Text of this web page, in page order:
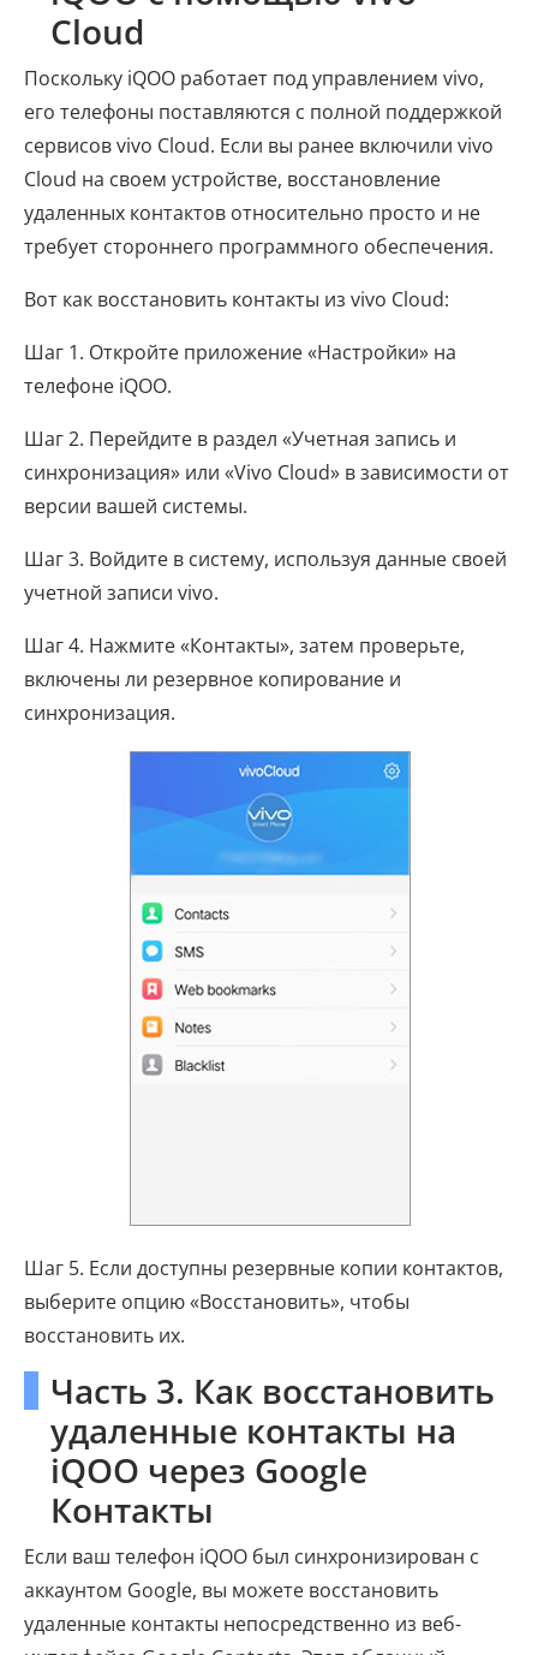
Cloud
Поскольку iQOO работает под управлением vivo,
его телефоны поставляются с полной поддержкой
сервисов vivo Cloud. Если вы ранее включили vivo
Cloud на своем устройстве, восстановление
удаленных контактов относительно просто и не
требует стороннего программного обеспечения.
Вот как восстановить контакты из vivo Cloud:
Шаг 1. Откройте приложение «Настройки» на
телефоне iQOO.
Шаг 2. Перейдите в раздел «Учетная запись и
синхронизация» или «Vivo Cloud» в зависимости от
версии вашей системы.
Шаг 3. Войдите в систему, используя данные своей
учетной записи vivo.
Шаг 4. Нажмите «Контакты», затем проверьте,
включены ли резервное копирование и
синхронизация.
Шаг 5. Если доступны резервные копии контактов,
выберите опцию «Восстановить», чтобы
восстановить их.
Часть 3. Как восстановить
удаленные контакты на
iQOO через Google
Контакты
Если ваш телефон iQOO был синхронизирован с
аккаунтом Google, вы можете восстановить
удаленные контакты непосредственно из веб-